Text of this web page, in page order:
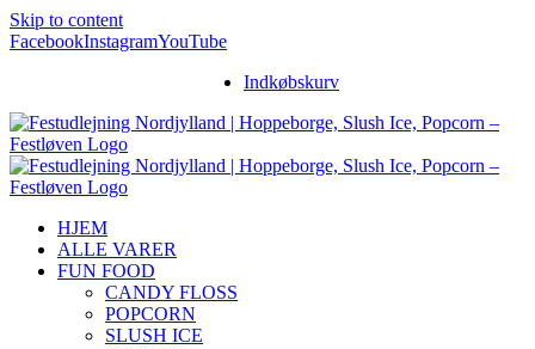
Skip to content
FacebookInstagramYouTube
Indkøbskurv
HJEM
ALLE VARER
FUN FOOD
CANDY FLOSS
POPCORN
SLUSH ICE